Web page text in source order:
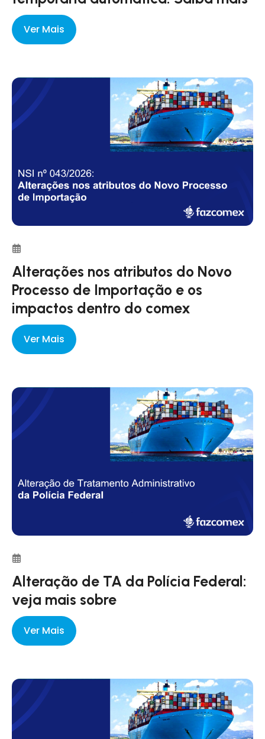
Ver Mais
Alterações nos atributos do Novo
Processo de Importação e os
impactos dentro do comex
Ver Mais
Alteração de TA da Polícia Federal:
veja mais sobre
Ver Mais